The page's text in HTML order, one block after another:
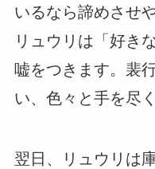
いるなら諦めさせ
リュウリは「好き
嘘をつきます。裴
い、色々と手を尽
翌日、リュウリは